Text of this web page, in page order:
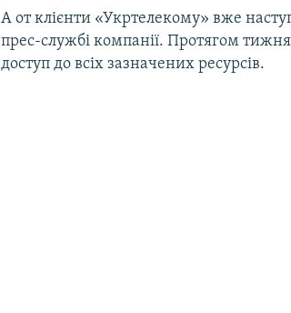
​А от клієнти «Укртелекому» вже
прес-службі компанії. Протягом
доступ до всіх зазначених ресурсів.